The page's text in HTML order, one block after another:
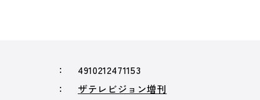
4910212471153
ザテレビジョン増刊